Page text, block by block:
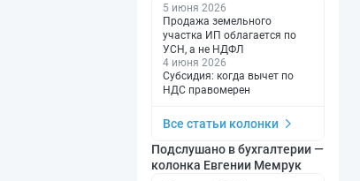
5 июня 2026
Продажа земельного
участка ИП облагается по
УСН, а не НДФЛ
4 июня 2026
Субсидия: когда вычет по
НДС правомерен
Все статьи колонки
Подслушано в бухгалтерии —
колонка Евгении Мемрук